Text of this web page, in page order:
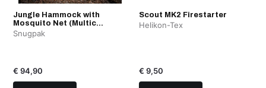
Jungle Hammock with
Mosquito Net (Multic...
Snugpak
€ 94,90
Scout MK2 Firestarter
Helikon-Tex
€ 9,50